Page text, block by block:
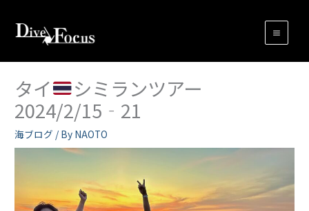
ス
タイ
シミランツアー
2024/2/15‐21
海ブログ / By NAOTO